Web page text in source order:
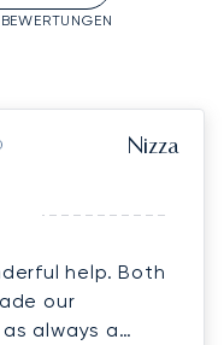
Nizza
help. Both
our
always a